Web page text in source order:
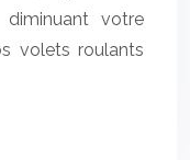
votre
volets roulants